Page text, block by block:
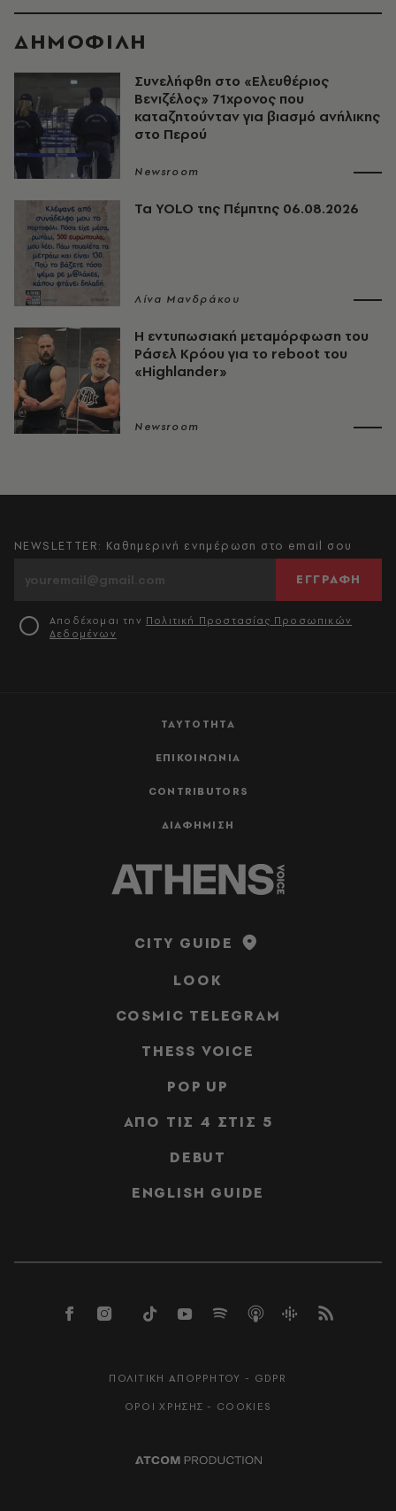
ΔΗΜΟΦΙΛΗ
Συνελήφθη στο «Ελευθέριος
Βενιζέλος» 71χρονος που
καταζητούνταν για βιασμό ανήλικης
στο Περού
Newsroom
Τα YOLO της Πέμπτης 06.08.2026
Λίνα Μανδράκου
Η εντυπωσιακή μεταμόρφωση του
Ράσελ Κρόου για το reboot του
«Highlander»
Newsroom
ΤΑΥΤΟΤΗΤΑ
ΕΠΙΚΟΙΝΩΝΙΑ
CONTRIBUTORS
ΔΙΑΦΗΜΙΣΗ
NEWSLETTER: Καθημερινή ενημέρωση στο email σου
ΕΓΓΡΑΦΗ
Αποδέχομαι την Πολιτική Προστασίας Προσωπικών
Δεδομένων
CITY GUIDE
LOOK
COSMIC TELEGRAM
THESS VOICE
POP UP
ΑΠΟ ΤΙΣ 4 ΣΤΙΣ 5
DEBUT
ENGLISH GUIDE
ΠΟΛΙΤΙΚΗ ΑΠΟΡΡΗΤΟΥ - GDPR
ΟΡΟΙ ΧΡΗΣΗΣ - COOKIES